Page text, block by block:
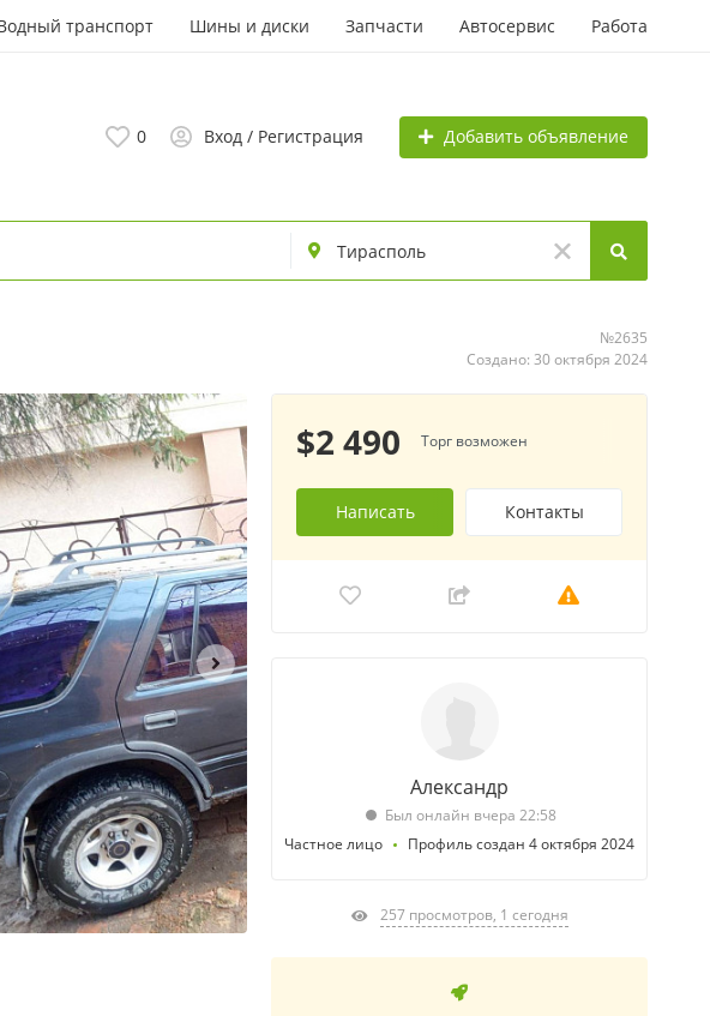
транспорт Шины и диски Запчасти Автосервис Работа
0 Вход / Регистрация Добавить объявление
№2635
Создано: 30 октября 2024
$2 490 Торг возможен
Написать Контакты
Александр
Был онлайн вчера 22:58
Частное лицо
Профиль создан 4 октября 2024
257 просмотров, 1 сегодня